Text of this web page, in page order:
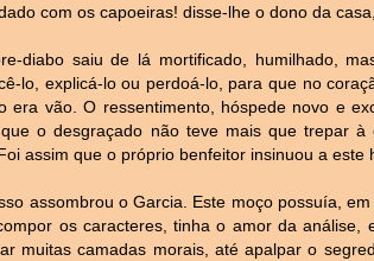
com os capoeiras! disse-lhe o dono da
diabo saiu de lá mortificado, humilhado,
lo, explicá-lo ou perdoá-lo, para que no
era vão. O ressentimento, hóspede novo e
o desgraçado não teve mais que trepar
assim que o próprio benfeitor insinuou a este
assombrou o Garcia. Este moço possuía,
os caracteres, tinha o amor da
muitas camadas morais, até apalpar o